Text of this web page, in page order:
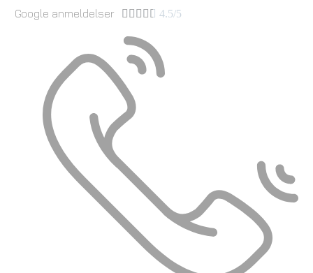
Google anmeldelser      4.5/5